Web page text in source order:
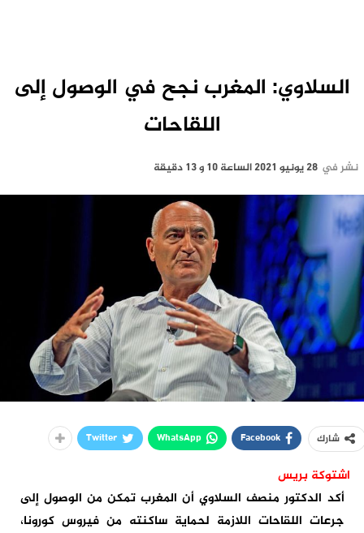
السلاوي: المغرب نجح في الوصول إلى
اللقاحات
نشر في 28 يونيو 2021 الساعة 10 و 13 دقيقة
شارك Facebook
WhatsApp
Twitter
اشتوكة بريس
أكد الدكتور منصف السلاوي أن المغرب تمكن من الوصول إلى
جرعات اللقاحات اللازمة لحماية ساكنته من فيروس كورونا،